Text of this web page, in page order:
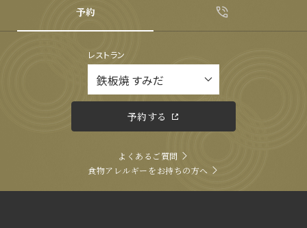
予約
レストラン
予約する
よくあるご質問
食物アレルギーをお持ちの方へ